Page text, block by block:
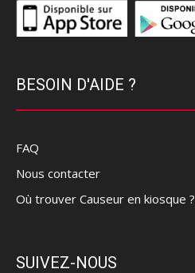
BESOIN D'AIDE ?
FAQ
Nous contacter
Où trouver Causeur en kiosque ?
SUIVEZ-NOUS